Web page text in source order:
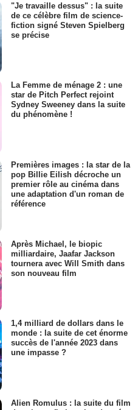
"Je travaille dessus" : la suite
de ce célèbre film de science-
fiction signé Steven Spielberg
se précise
La Femme de ménage 2 : une
star de Pitch Perfect rejoint
Sydney Sweeney dans la suite
du phénomène !
Premières images : la star de la
pop Billie Eilish décroche un
premier rôle au cinéma dans
une adaptation d'un roman de
référence
Après Michael, le biopic
milliardaire, Jaafar Jackson
tournera avec Will Smith dans
son nouveau film
1,4 milliard de dollars dans le
monde : la suite de cet énorme
succès de l'année 2023 dans
une impasse ?
Alien Romulus : la suite du film